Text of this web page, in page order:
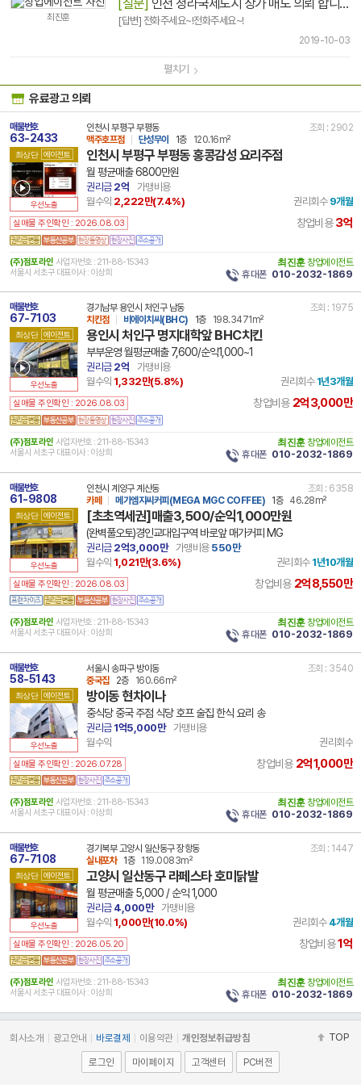
최진훈
[질문] 인천 청라국제도시 상가 매도 의뢰 합니다.
[답변] 전화주세요~!전화주세요~!
2019-10-03
펼치기
유료광고 의뢰
매물번호
63-2433
최상단 에이전트
우선노출
인천시 부평구 부평동
조회 : 2902
맥주호프점
단성무이 1층 120.16m²
인천시 부평구 부평동 홍콩감성 요리주점
월 평균매출 6800만원
권리금2억
가맹비용
월수익 2,222만(7.4%) 권리회수 9개월
실매물 주인확인 : 2026.08.03 창업비용3억
(주)점포라인 사업자번호 : 211-88-15343
서울시 서초구 대표이사 : 이상희
최진훈 창업에이전트
휴대폰 010-2032-1869
매물번호
67-7103
최상단 에이전트
우선노출
경기남부 용인시 처인구 남동
조회 : 1975
치킨점
비에이치씨(BHC) 1층 198.3471m²
용인시 처인구 명지대학앞 BHC치킨
부부운영 월평균매출 7,600/순익1,000~1
권리금2억
가맹비용
월수익 1,332만(5.8%) 권리회수 1년3개월
실매물 주인확인 : 2026.08.03 창업비용 2억3,000만
(주)점포라인 사업자번호 : 211-88-15343
서울시 서초구 대표이사 : 이상희
최진훈 창업에이전트
휴대폰 010-2032-1869
매물번호
61-9808
최상단 에이전트
우선노출
인천시 계양구 계산동
조회 : 6358
카페
메가엠지씨커피(MEGA MGC COFFEE) 1층 46.28m²
[초초역세권]매출3,500/순익1,000만원
(완벽풀오토)경인교대입구역 바로앞 매가커피 MG
권리금2억3,000만 가맹비용550만
월수익 1,021만(3.6%) 권리회수 1년10개월
실매물 주인확인 : 2026.08.03 창업비용 2억8,550만
(주)점포라인 사업자번호 : 211-88-15343
서울시 서초구 대표이사 : 이상희
최진훈 창업에이전트
휴대폰 010-2032-1869
매물번호
58-5143
최상단 에이전트
우선노출
서울시 송파구 방이동
조회 : 3540
중국집
2층 160.66m²
방이동 현차이나
중식당 중국 주점 식당 호프 술집 한식 요리 송
권리금1억5,000만
가맹비용
월수익
권리회수
실매물 주인확인 : 2026.07.28 창업비용 2억1,000만
(주)점포라인 사업자번호 : 211-88-15343
서울시 서초구 대표이사 : 이상희
최진훈 창업에이전트
휴대폰 010-2032-1869
매물번호
67-7108
최상단 에이전트
우선노출
경기북부 고양시 일산동구 장항동
조회 : 1447
실내포차
1층 119.0083m²
고양시 일산동구 라페스타 호미닭발
월 평균매출 5,000 / 순익 1,000
권리금4,000만
가맹비용
월수익 1,000만(10.0%) 권리회수 4개월
실매물 주인확인 : 2026.05.20 창업비용1억
(주)점포라인 사업자번호 : 211-88-15343
서울시 서초구 대표이사 : 이상희
최진훈 창업에이전트
휴대폰 010-2032-1869
회사소개 광고안내 바로결제 이용약관 개인정보취급방침 TOP
로그인 마이페이지 고객센터 PC버전